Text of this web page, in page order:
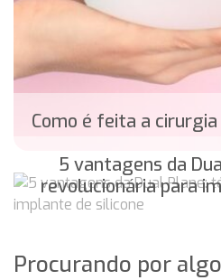
Como é feita a cirurgia
5 vantagens da
revolucionária para
Procurando por